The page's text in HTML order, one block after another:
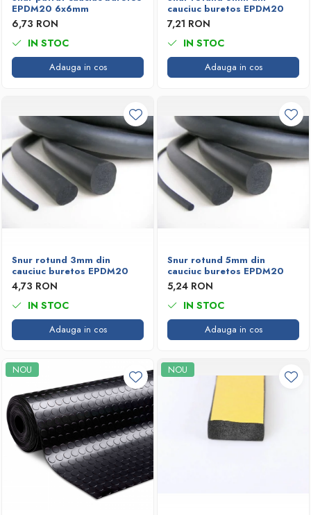
Garnituri racord filetat
Pentru etansari cu gauri de trecere a
prezoanelor (full face) conform DIN
EPDM20 6x6mm
6,73 RON
IN STOC
Adauga in cos
cauciuc buretos EPDM20
7,21 RON
IN STOC
Adauga in cos
Snur rotund 3mm din
cauciuc buretos EPDM20
4,73 RON
IN STOC
Adauga in cos
Snur rotund 5mm din
cauciuc buretos EPDM20
5,24 RON
IN STOC
Adauga in cos
NOU NOU